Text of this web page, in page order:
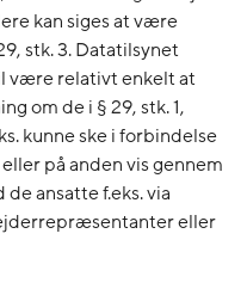
kan siges at være
stk. 3. Datatilsynet
være relativt enkelt at
om de i § 29, stk. 1,
kunne ske i forbindelse
på anden vis gennem
ansatte f.eks. via
eller